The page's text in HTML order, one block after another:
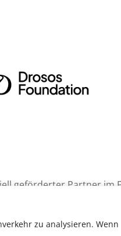
zu analysieren. Wenn
geförderter Partner im